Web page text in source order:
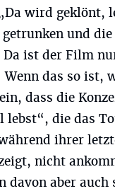
wird geklönt,
getrunken und
Da ist der Film
Wenn das so ist,
dass die
lebst“, die das
ihrer
nicht
davon aber auch